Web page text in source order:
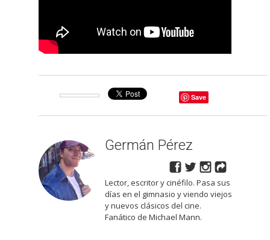
Save
Germán Pérez
Lector, escritor y cinéfilo. Pasa sus
días en el gimnasio y viendo viejos
y nuevos clásicos del cine.
Fanático de Michael Mann.